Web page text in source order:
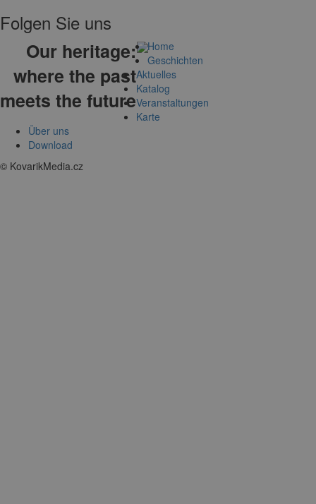
Folgen Sie uns
Our heritage:
where the past
meets the future
Home
Geschichten
Aktuelles
Katalog
Veranstaltungen
Karte
Über uns
Download
© KovarikMedia.cz